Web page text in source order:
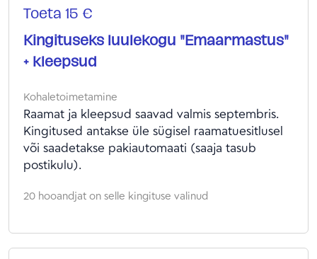
Toeta 15 €
Kingituseks luulekogu "Emaarmastus"
+ kleepsud
Kohaletoimetamine
Raamat ja kleepsud saavad valmis septembris.
Kingitused antakse üle sügisel raamatuesitlusel
või saadetakse pakiautomaati (saaja tasub
postikulu).
20 hooandjat on selle kingituse valinud